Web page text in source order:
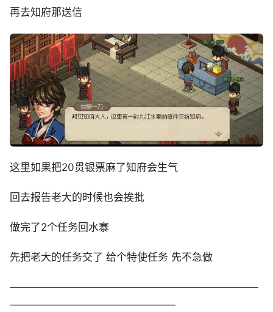
再去知府那送信
这里如果把20贯银票麻了知府会生气
回去报告老大的时候也会挨批
做完了2个任务回水寨
先把老大的任务交了 给个特使任务 先不急做
————————————————————————
————————————————